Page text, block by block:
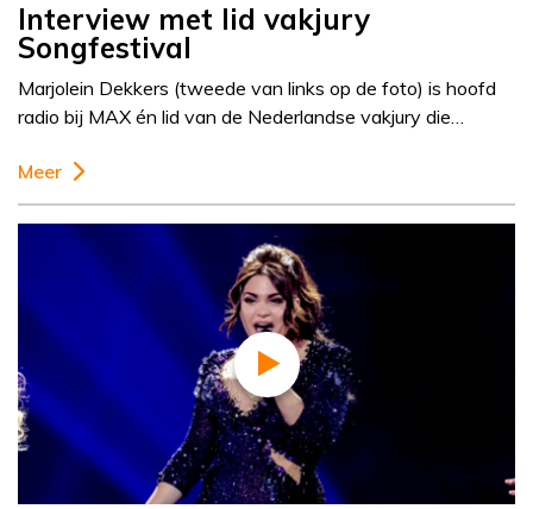
Interview met lid vakjury
Songfestival
Marjolein Dekkers (tweede van links op de foto) is hoofd
radio bij MAX én lid van de Nederlandse vakjury die…
Meer